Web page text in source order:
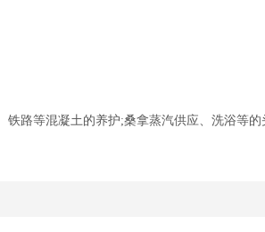
路等混凝土的养护;桑拿蒸汽供应、洗浴等的